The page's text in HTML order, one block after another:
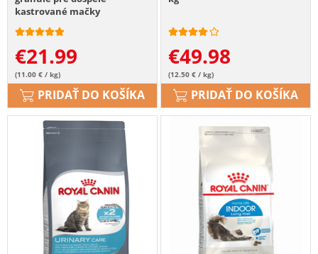
kastrované mačky
€21.99
(11.00 € / kg)
PRIDAŤ DO KOŠÍKA
€49.98
(12.50 € / kg)
PRIDAŤ DO KOŠÍKA